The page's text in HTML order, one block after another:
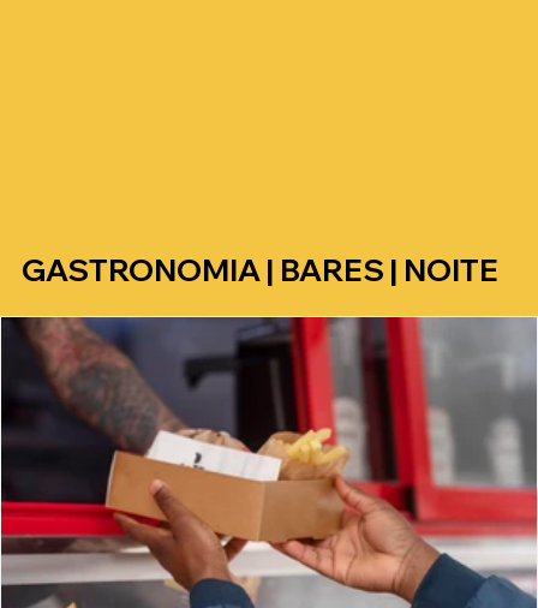
GASTRONOMIA | BARES | NOITE